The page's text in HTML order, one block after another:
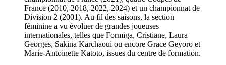
France (2010, 2018, 2022, 2024) et un championnat de
Division 2 (2001). Au fil des saisons, la section
féminine a vu évoluer de grandes joueuses
internationales, telles que Formiga, Cristiane, Laura
Georges, Sakina Karchaoui ou encore Grace Geyoro et
Marie-Antoinette Katoto, issues du centre de formation.